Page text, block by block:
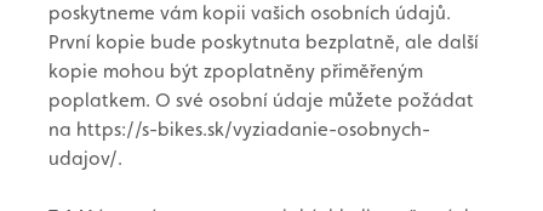
poskytneme vám kopii vašich osobních údajů.
První kopie bude poskytnuta bezplatně, ale další
kopie mohou být zpoplatněny přiměřeným
poplatkem. O své osobní údaje můžete požádat
na https://s-bikes.sk/vyziadanie-osobnych-
udajov/.